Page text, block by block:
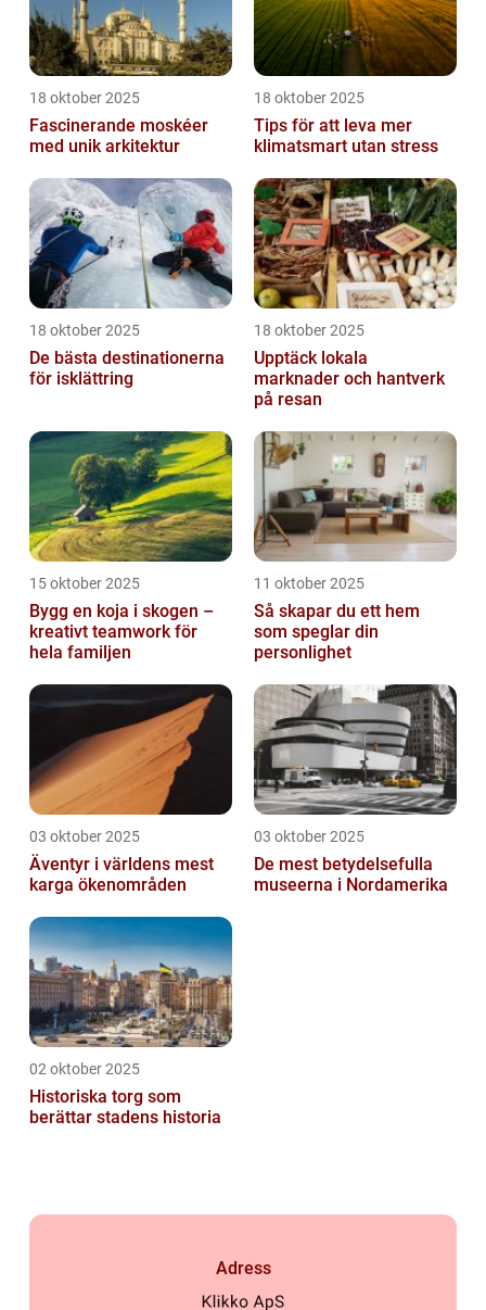
18 oktober 2025
Fascinerande moskéer
med unik arkitektur
18 oktober 2025
Tips för att leva mer
klimatsmart utan stress
18 oktober 2025
De bästa destinationerna
för isklättring
18 oktober 2025
Upptäck lokala
marknader och hantverk
på resan
15 oktober 2025
Bygg en koja i skogen –
kreativt teamwork för
hela familjen
11 oktober 2025
Så skapar du ett hem
som speglar din
personlighet
03 oktober 2025
Äventyr i världens mest
karga ökenområden
03 oktober 2025
De mest betydelsefulla
museerna i Nordamerika
02 oktober 2025
Historiska torg som
berättar stadens historia
Adress